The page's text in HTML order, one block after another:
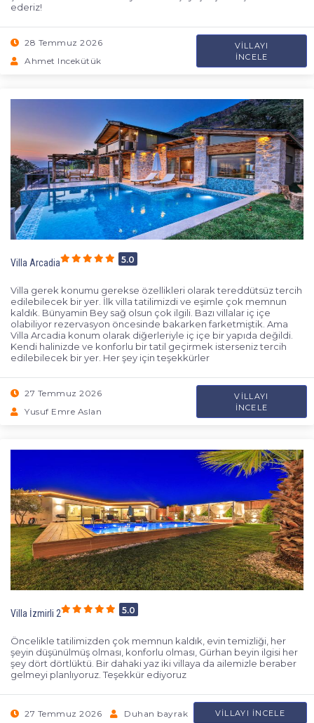
ederiz!
28 Temmuz 2026
Ahmet Incekütük
VILLAYI
İNCELE
Villa Arcadia 5.0
Villa gerek konumu gerekse özellikleri olarak tereddütsüz tercih
edilebilecek bir yer. İlk villa tatilimizdi ve eşimle çok memnun
kaldık. Bünyamin Bey sağ olsun çok ilgili. Bazı villalar iç içe
olabiliyor rezervasyon öncesinde bakarken farketmiştik. Ama
Villa Arcadia konum olarak diğerleriyle iç içe bir yapıda değildi.
Kendi halinizde ve konforlu bir tatil geçirmek isterseniz tercih
edilebilecek bir yer. Her şey için teşekkürler
27 Temmuz 2026
Yusuf Emre Aslan
VILLAYI
İNCELE
Villa İzmirli 2 5.0
Öncelikle tatilimizden çok memnun kaldık, evin temizliği, her
şeyin düşünülmüş olması, konforlu olması, Gürhan beyin ilgisi her
şey dört dörtlüktü. Bir dahaki yaz iki villaya da ailemizle beraber
gelmeyi planlıyoruz. Teşekkür ediyoruz
27 Temmuz 2026 Duhan bayrak VILLAYI İNCELE